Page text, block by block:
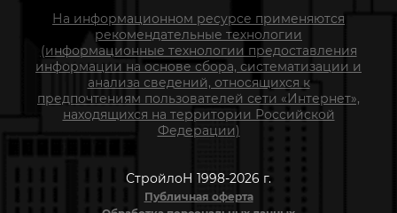
На информационном ресурсе применяются
рекомендательные технологии
(информационные технологии предоставления
информации на основе сбора, систематизации и
анализа сведений, относящихся к
предпочтениям пользователей сети «Интернет»,
находящихся на территории Российской
Федерации)
СтройлоН 1998-2026 г.
Публичная оферта